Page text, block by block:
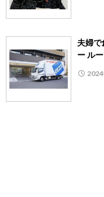
夫婦で
ー ル